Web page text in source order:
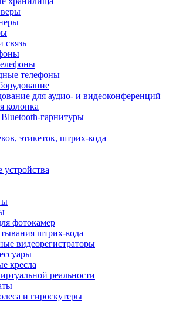
телефоны
для аудио- и видеоконференций
колонка
гарнитуры
этикеток, штрих-кода
фотокамер
штрих-кода
видеорегистраторы
кресла
реальности
и гироскутеры